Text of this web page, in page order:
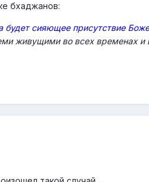
бхаджанов:
будет сияющее присутствие
живущими во всех временах и